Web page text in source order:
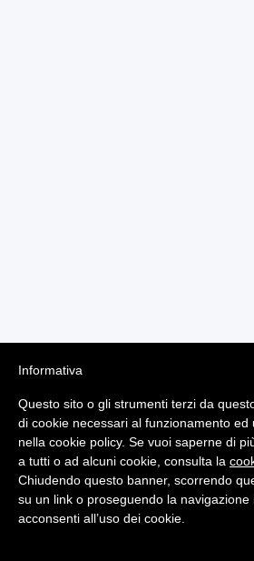
Dati Personali
Informativa
Questo sito o gli strumenti terzi da
di cookie necessari al funzionamento ed
nella cookie policy. Se vuoi saperne di
a tutti o ad alcuni cookie, consulta la
Chiudendo questo banner, scorrendo
su un link o proseguendo la navigazione
acconsenti all’uso dei cookie.